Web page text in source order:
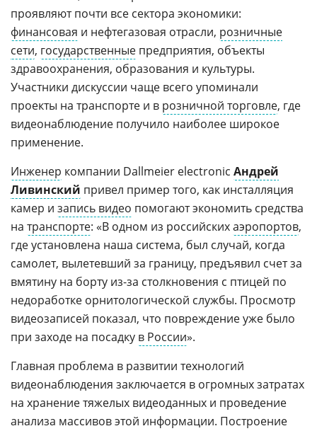
проявляют почти все сектора экономики:
финансовая и нефтегазовая отрасли, розничные
сети, государственные предприятия, объекты
здравоохранения, образования и культуры.
Участники дискуссии чаще всего упоминали
проекты на транспорте и в розничной торговле, где
видеонаблюдение получило наиболее широкое
применение.
Инженер компании Dallmeier electronic Андрей
Ливинский привел пример того, как инсталляция
камер и запись видео помогают экономить средства
на транспорте: «В одном из российскихаэропортов,
где установлена наша система, был случай, когда
самолет, вылетевший за границу, предъявил счет за
вмятину на борту из-за столкновения с птицей по
недоработке орнитологической службы. Просмотр
видеозаписей показал, что повреждение уже было
при заходе на посадку в России».
Главная проблема в развитии технологий
видеонаблюдения заключается в огромных затратах
на хранение тяжелых видеоданных и проведение
анализа массивов этой информации. Построение